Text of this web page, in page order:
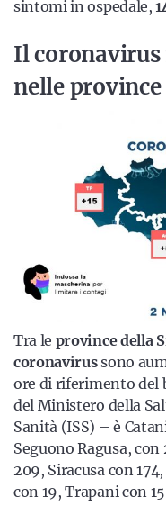
sintomi in ospedale,
Il
nelle province
Tra le province della
coronavirussono
ore di riferimento del
del Ministero della
Sanità (ISS) – è
Seguono Ragusa,
209, Siracusa con 174,
con 19, Trapani con